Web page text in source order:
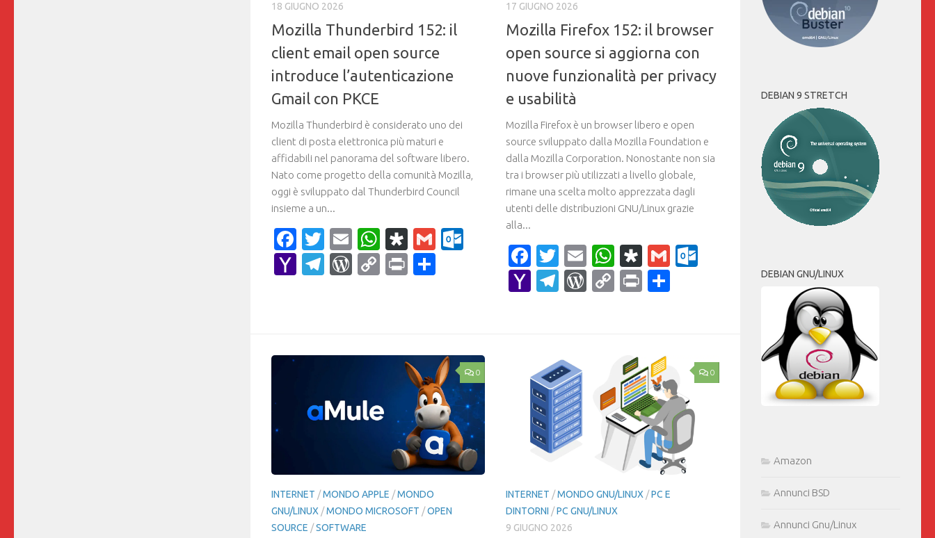
18 GIUGNO 2026
Mozilla Thunderbird 152: il
client email open source
introduce l’autenticazione
Gmail con PKCE
Mozilla Thunderbird è considerato uno dei
client di posta elettronica più maturi e
affidabili nel panorama del software libero.
Nato come progetto della comunità Mozilla,
oggi è sviluppato dal Thunderbird Council
insieme a un...
Facebook
Twitter
EmailWhatsApp
Diaspora
GmailOutlook.com
YahooTelegram
WordPress
CopyPrintCondividi
17 GIUGNO 2026
Mozilla Firefox 152: il browser
open source si aggiorna con
nuove funzionalità per privacy
e usabilità
Mozilla Firefox è un browser libero e open
source sviluppato dalla Mozilla Foundation e
dalla Mozilla Corporation. Nonostante non sia
tra i browser più utilizzati a livello globale,
rimane una scelta molto apprezzata dagli
utenti delle distribuzioni GNU/Linux grazie
alla...
Facebook
Twitter
EmailWhatsApp
Diaspora
Gmail
YahooTelegram
WordPress
CopyPrint
0
INTERNET /MONDO APPLE /MONDO
GNU/LINUX /MONDO MICROSOFT /OPEN
SOURCE /SOFTWARE
0
INTERNET /MONDO GNU/LINUX /PC E
DINTORNI /PC GNU/LINUX
9 GIUGNO 2026
DEBIAN 9 STRETCH
DEBIAN GNU/LINUX
Amazon
Annunci BSD
Annunci Gnu/Linux